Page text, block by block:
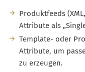
Produktfeeds
Attribute als
Template- oder
Attribute, um
zu erzeugen.